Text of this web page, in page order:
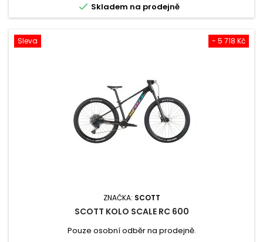
 Skladem na prodejně
- 5 718 Kč
Sleva
ZNAČKA: SCOTT
SCOTT KOLO SCALE RC 600
Pouze osobní odběr na prodejně.